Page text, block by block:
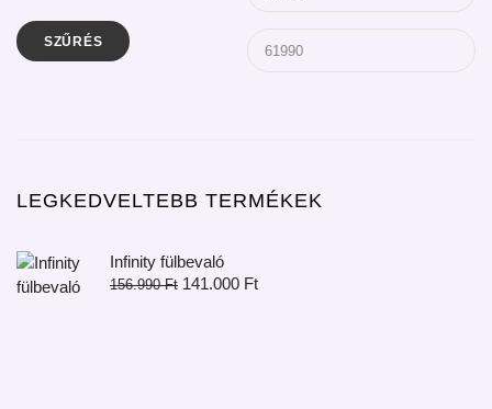
SZŰRÉS
LEGKEDVELTEBB TERMÉKEK
Infinity fülbevaló
156.990Ft 141.000 Ft